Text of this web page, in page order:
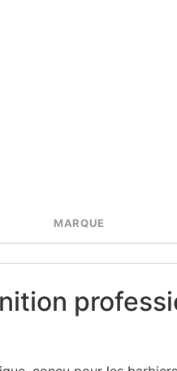
MARQUE